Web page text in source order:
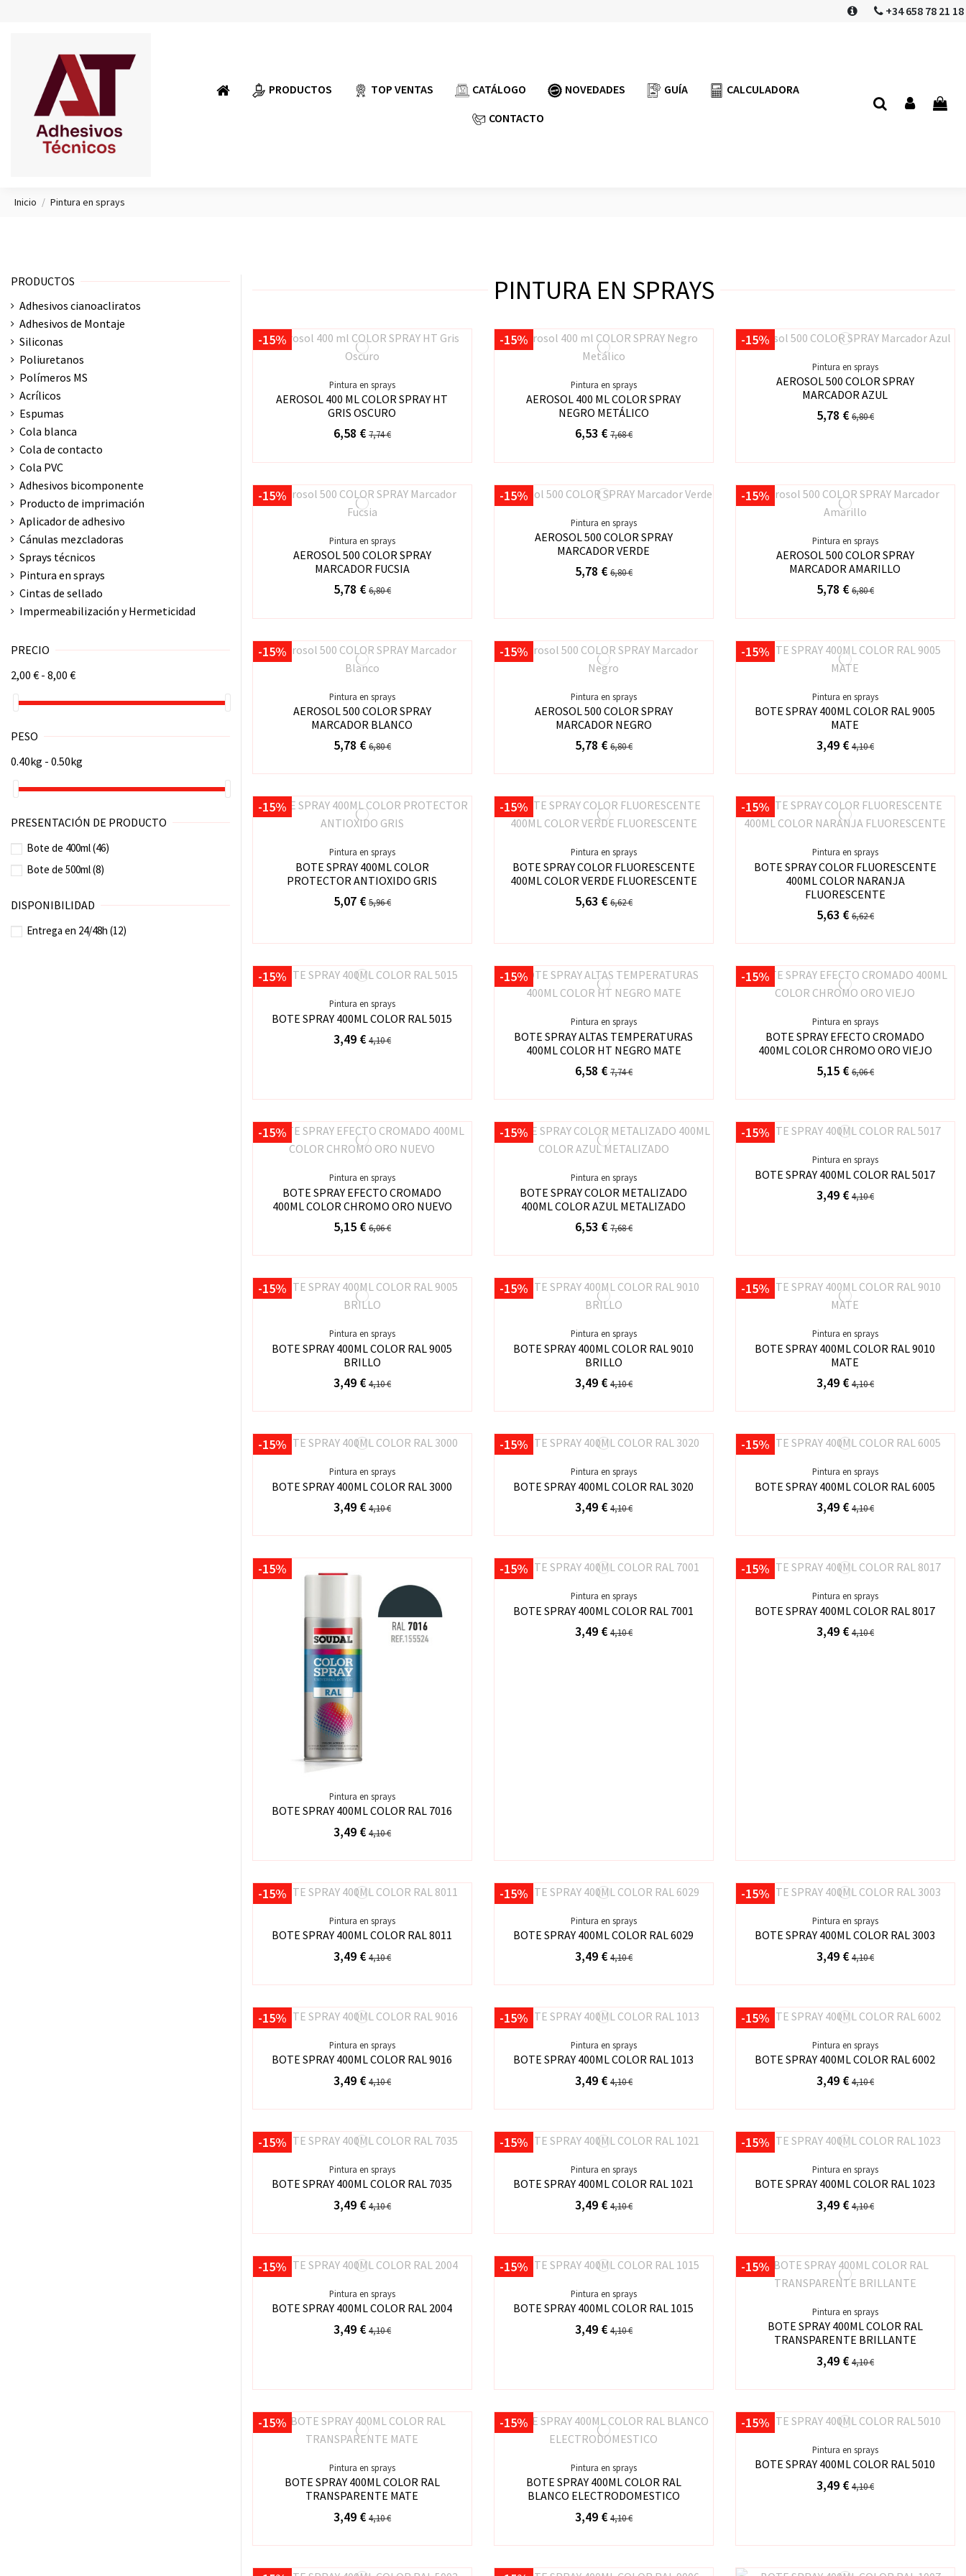
+34 658 78 21 18
PRODUCTOS TOP VENTAS CATÁLOGO NOVEDADES GUÍA
CALCULADORA
CONTACTO
Inicio Pintura en sprays
PINTURA EN SPRAYS
-15%
Pintura en sprays
AEROSOL 400 ML COLOR SPRAY HT
GRIS OSCURO
6,58 € 7,74 €
-15%
Pintura en sprays
AEROSOL 400 ML COLOR SPRAY
NEGRO METÁLICO
6,53 € 7,68 €
-15%
Pintura en sprays
AEROSOL 500 COLOR SPRAY
MARCADOR AZUL
5,78 € 6,80 €
-15%
Pintura en sprays
AEROSOL 500 COLOR SPRAY
MARCADOR FUCSIA
5,78 € 6,80 €
-15%
Pintura en sprays
AEROSOL 500 COLOR SPRAY
MARCADOR VERDE
5,78 € 6,80 €
-15%
Pintura en sprays
AEROSOL 500 COLOR SPRAY
MARCADOR AMARILLO
5,78 € 6,80 €
-15%
Pintura en sprays
AEROSOL 500 COLOR SPRAY
MARCADOR BLANCO
5,78 € 6,80 €
-15%
Pintura en sprays
AEROSOL 500 COLOR SPRAY
MARCADOR NEGRO
5,78 € 6,80 €
-15%
Pintura en sprays
BOTE SPRAY 400ML COLOR RAL 9005
MATE
3,49 € 4,10 €
-15%
Pintura en sprays
BOTE SPRAY 400ML COLOR
PROTECTOR ANTIOXIDO GRIS
5,07 € 5,96 €
-15%
Pintura en sprays
BOTE SPRAY COLOR FLUORESCENTE
400ML COLOR VERDE FLUORESCENTE
5,63 € 6,62 €
-15%
Pintura en sprays
BOTE SPRAY COLOR FLUORESCENTE
400ML COLOR NARANJA
FLUORESCENTE
5,63 € 6,62 €
-15%
Pintura en sprays
BOTE SPRAY 400ML COLOR RAL 5015
3,49 € 4,10 €
-15%
Pintura en sprays
BOTE SPRAY ALTAS TEMPERATURAS
400ML COLOR HT NEGRO MATE
6,58 € 7,74 €
-15%
Pintura en sprays
BOTE SPRAY EFECTO CROMADO
400ML COLOR CHROMO ORO VIEJO
5,15 € 6,06 €
-15%
Pintura en sprays
BOTE SPRAY EFECTO CROMADO
400ML COLOR CHROMO ORO NUEVO
5,15 € 6,06 €
-15%
Pintura en sprays
BOTE SPRAY COLOR METALIZADO
400ML COLOR AZUL METALIZADO
6,53 € 7,68 €
-15%
Pintura en sprays
BOTE SPRAY 400ML COLOR RAL 5017
3,49 € 4,10 €
-15%
Pintura en sprays
BOTE SPRAY 400ML COLOR RAL 9005
BRILLO
3,49 € 4,10 €
-15%
Pintura en sprays
BOTE SPRAY 400ML COLOR RAL 9010
BRILLO
3,49 € 4,10 €
-15%
Pintura en sprays
BOTE SPRAY 400ML COLOR RAL 9010
MATE
3,49 € 4,10 €
-15%
Pintura en sprays
BOTE SPRAY 400ML COLOR RAL 3000
3,49 € 4,10 €
-15%
Pintura en sprays
BOTE SPRAY 400ML COLOR RAL 3020
3,49 € 4,10 €
-15%
Pintura en sprays
BOTE SPRAY 400ML COLOR RAL 6005
3,49 € 4,10 €
-15%
Pintura en sprays
BOTE SPRAY 400ML COLOR RAL 7016
3,49 € 4,10 €
-15%
Pintura en sprays
BOTE SPRAY 400ML COLOR RAL 7001
3,49 € 4,10 €
-15%
Pintura en sprays
BOTE SPRAY 400ML COLOR RAL 8017
3,49 € 4,10 €
-15%
Pintura en sprays
BOTE SPRAY 400ML COLOR RAL 8011
3,49 € 4,10 €
-15%
Pintura en sprays
BOTE SPRAY 400ML COLOR RAL 6029
3,49 € 4,10 €
-15%
Pintura en sprays
BOTE SPRAY 400ML COLOR RAL 3003
3,49 € 4,10 €
-15%
Pintura en sprays
BOTE SPRAY 400ML COLOR RAL 9016
3,49 € 4,10 €
-15%
Pintura en sprays
BOTE SPRAY 400ML COLOR RAL 1013
3,49 € 4,10 €
-15%
Pintura en sprays
BOTE SPRAY 400ML COLOR RAL 6002
3,49 € 4,10 €
-15%
Pintura en sprays
BOTE SPRAY 400ML COLOR RAL 7035
3,49 € 4,10 €
-15%
Pintura en sprays
BOTE SPRAY 400ML COLOR RAL 1021
3,49 € 4,10 €
-15%
Pintura en sprays
BOTE SPRAY 400ML COLOR RAL 1023
3,49 € 4,10 €
-15%
Pintura en sprays
BOTE SPRAY 400ML COLOR RAL 2004
3,49 € 4,10 €
-15%
Pintura en sprays
BOTE SPRAY 400ML COLOR RAL 1015
3,49 € 4,10 €
-15%
Pintura en sprays
BOTE SPRAY 400ML COLOR RAL
TRANSPARENTE BRILLANTE
3,49 € 4,10 €
-15%
Pintura en sprays
BOTE SPRAY 400ML COLOR RAL
TRANSPARENTE MATE
3,49 € 4,10 €
-15%
Pintura en sprays
BOTE SPRAY 400ML COLOR RAL
BLANCO ELECTRODOMESTICO
3,49 € 4,10 €
-15%
Pintura en sprays
BOTE SPRAY 400ML COLOR RAL 5010
3,49 € 4,10 €
PRODUCTOS
Adhesivos cianoacliratos
Adhesivos de Montaje
Siliconas
Poliuretanos
Polímeros MS
Acrílicos
Espumas
Cola blanca
Cola de contacto
Cola PVC
Adhesivos bicomponente
Producto de imprimación
Aplicador de adhesivo
Cánulas mezcladoras
Sprays técnicos
Pintura en sprays
Cintas de sellado
Impermeabilización y Hermeticidad
PRECIO
2,00 € - 8,00 €
PESO
0.40kg - 0.50kg
PRESENTACIÓN DE PRODUCTO
Bote de 400ml(46)
Bote de 500ml(8)
DISPONIBILIDAD
Entrega en 24/48h (12)